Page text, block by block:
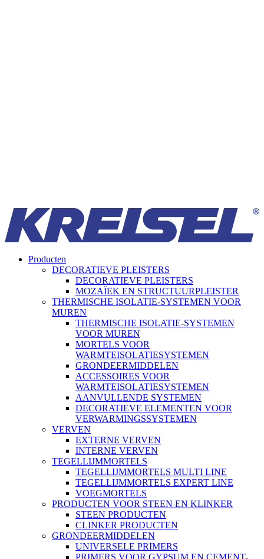
Producten
DECORATIEVE PLEISTERS
DECORATIEVE PLEISTERS
MOZAÏEK EN STRUCTUURPLEISTER
THERMISCHE ISOLATIE-SYSTEMEN VOOR
MUREN
THERMISCHE ISOLATIE-SYSTEMEN
VOOR MUREN
MORTELS VOOR
WARMTEISOLATIESYSTEMEN
GRONDEERMIDDELEN
ACCESSOIRES VOOR
WARMTEISOLATIESYSTEMEN
AANVULLENDE SYSTEMEN
DECORATIEVE ELEMENTEN VOOR
VERWARMINGSSYSTEMEN
VERVEN
EXTERNE VERVEN
INTERNE VERVEN
TEGELLIJMMORTELS
TEGELLIJMMORTELS MULTI LINE
TEGELLIJMMORTELS EXPERT LINE
VOEGMORTELS
PRODUCTEN VOOR STEEN EN KLINKER
STEEN PRODUCTEN
CLINKER PRODUCTEN
GRONDEERMIDDELEN
UNIVERSELE PRIMERS
PRIMERS VOOR GYPSUM EN CEMENT-